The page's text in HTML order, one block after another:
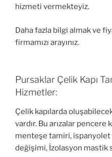
hizmeti vermekteyiz.
Daha fazla bilgi almak ve
firmamızı arayınız.
Pursaklar Çelik Kapı
Hizmetler:
Çelik kapılarda
vardır. Bu arızalar pencere
menteşe tamiri,
değişimi, İzolasyon mastik